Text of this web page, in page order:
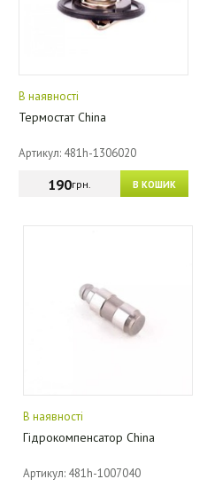
В наявності
Термостат China
Артикул: 481h-1306020
В КОШИК
190грн.
В наявності
Гідрокомпенсатор China
Артикул: 481h-1007040